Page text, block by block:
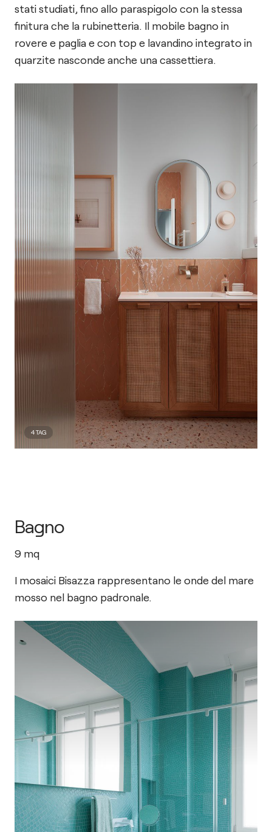
4TAG
stati studiati, fino allo paraspigolo con la stessa
finitura che la rubinetteria. Il mobile bagno in
rovere e paglia e con top e lavandino integrato in
quarzite nasconde anche una cassettiera.
Bagno
9 mq
I mosaici Bisazza rappresentano le onde del mare
mosso nel bagno padronale.